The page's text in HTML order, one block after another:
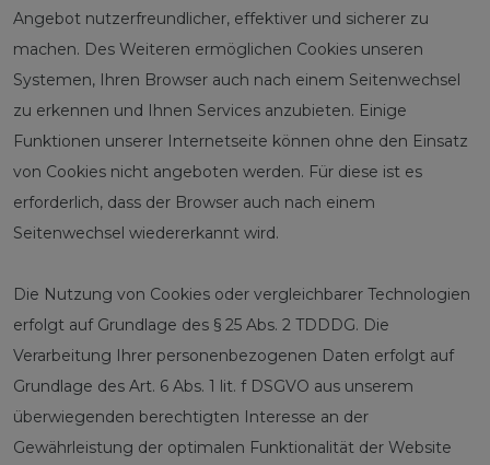
Angebot nutzerfreundlicher, effektiver und sicherer zu
machen. Des Weiteren ermöglichen Cookies unseren
Systemen, Ihren Browser auch nach einem Seitenwechsel
zu erkennen und Ihnen Services anzubieten. Einige
Funktionen unserer Internetseite können ohne den Einsatz
von Cookies nicht angeboten werden. Für diese ist es
erforderlich, dass der Browser auch nach einem
Seitenwechsel wiedererkannt wird.
Die Nutzung von Cookies oder vergleichbarer Technologien
erfolgt auf Grundlage des § 25 Abs. 2 TDDDG. Die
Verarbeitung Ihrer personenbezogenen Daten erfolgt auf
Grundlage des Art. 6 Abs. 1 lit. f DSGVO aus unserem
überwiegenden berechtigten Interesse an der
Gewährleistung der optimalen Funktionalität der Website